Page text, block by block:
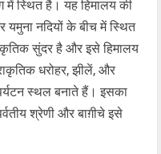
में स्थित है। यह हिमालय की
नदियों के बीच में स्थित
सुंदर है और इसे हिमालय
धरोहर, झीलें, और
स्थल बनाते हैं। इसका
श्रेणी और बाग़ीचे इसे